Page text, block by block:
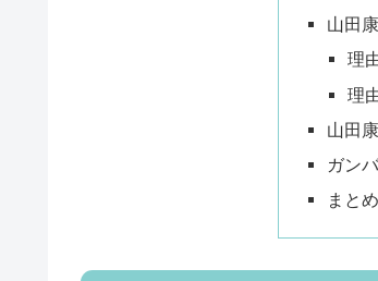
山田
理
理
山田
ガン
まとめ